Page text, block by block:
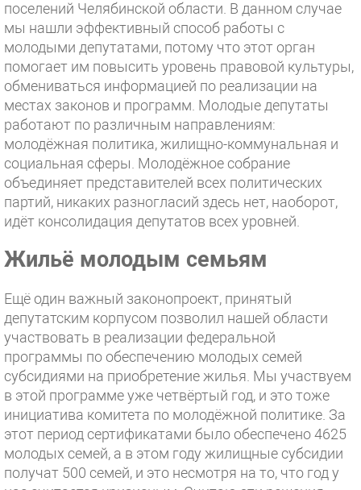
поселений Челябинской области. В данном случае
мы нашли эффективный способ работы с
молодыми депутатами, потому что этот орган
помогает им повысить уровень правовой культуры,
обмениваться информацией по реализации на
местах законов и программ. Молодые депутаты
работают по различным направлениям:
молодёжная политика, жилищно-коммунальная и
социальная сферы. Молодёжное собрание
объединяет представителей всех политических
партий, никаких разногласий здесь нет, наоборот,
идёт консолидация депутатов всех уровней.
Жильё молодым семьям
Ещё один важный законопроект, принятый
депутатским корпусом позволил нашей области
участвовать в реализации федеральной
программы по обеспечению молодых семей
субсидиями на приобретение жилья. Мы участвуем
в этой программе уже четвёртый год, и это тоже
инициатива комитета по молодёжной политике. За
этот период сертификатами было обеспечено 4625
молодых семей, а в этом году жилищные субсидии
получат 500 семей, и это несмотря на то, что год у